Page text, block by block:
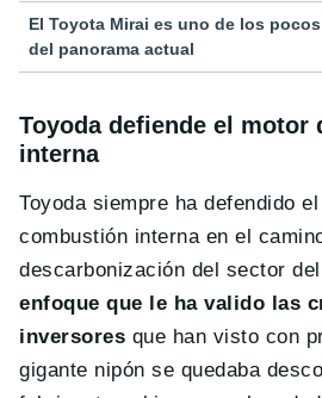
El Toyota Mirai es uno de los
del panorama actual
Toyoda defiende el motor
interna
Toyoda siempre ha defendido
combustión interna en el
descarbonización del sector
enfoque que le ha valido las
inversores que han visto con
gigante nipón se quedaba